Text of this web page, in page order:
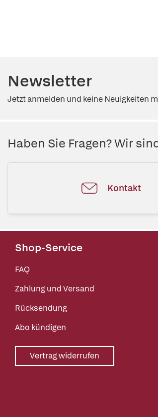
Newsletter
Jetzt anmelden und keine Neuigkeiten
Haben Sie Fragen? Wir
Kontakt
Shop-Service
FAQ
Zahlung und Versand
Rücksendung
Abo kündigen
Vertrag widerrufen